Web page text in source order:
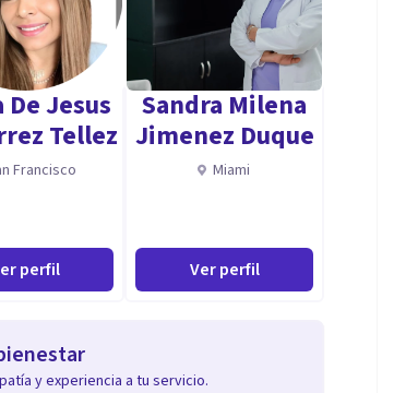
De Jesus
Tellez
Francisco
perfil
Sandra Milena
Jimenez Duque
Miami
Ver perfil
y experiencia a tu servicio.